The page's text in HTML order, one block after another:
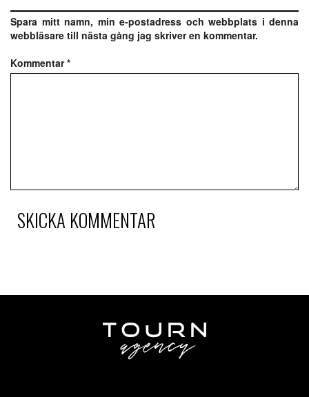
Spara mitt namn, min e-postadress och webbplats i denna
webbläsare till nästa gång jag skriver en kommentar.
Kommentar*
SKICKA KOMMENTAR